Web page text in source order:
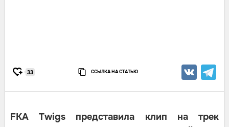
33 ССЫЛКА НА СТАТЬЮ
FKA Twigs представила клип на трек